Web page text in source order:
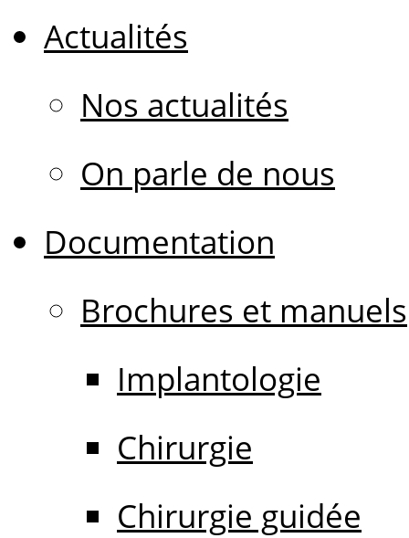
Actualités
Nos actualités
On parle de nous
Documentation
Brochures et manuels
Implantologie
Chirurgie
Chirurgie guidée